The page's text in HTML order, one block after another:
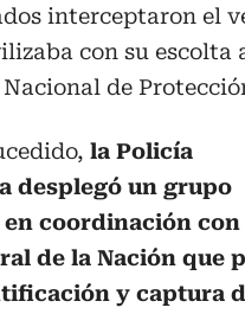
interceptaron el
con su escolta
de
la Policía
desplegó un grupo
coordinación con
de la Nación que
y captura